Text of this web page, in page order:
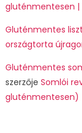
gluténmentesen |
Gluténmentes
országtorta
Gluténmentes
szerzője Somlói
gluténmentesen)